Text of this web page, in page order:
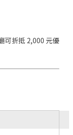
可折抵 2,000 元優